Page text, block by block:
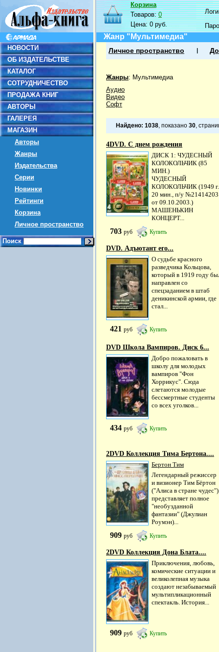
НОВОСТИ
ОБ ИЗДАТЕЛЬСТВЕ
КАТАЛОГ
СОТРУДНИЧЕСТВО
ПРОДАЖА КНИГ
АВТОРЫ
ГАЛЕРЕЯ
МАГАЗИН
Авторы
Жанры
Издательства
Серии
Новинки
Рейтинги
Корзина
Личное пространство
Поиск
Корзина
Товаров:0
Цена:0 руб.
Жанр "Мультимедиа"
Личное пространство
Жанры: Мультимедиа
Аудио
Видео
Софт
Найдено: 1038, показано 30,
4DVD. С днем рождения
ДИСК 1: ЧУДЕСНЫЙ
КОЛОКОЛЬЧИК (85
МИН.)
ЧУДЕСНЫЙ
КОЛОКОЛЬЧИК (1949
20 мин., п/у №21414203
от 09.10.2003.)
МАШЕНЬКИН
КОНЦЕРТ...
703 руб Купить
DVD. Адъютант его...
О судьбе красного
разведчика Кольцова,
который в 1919 году
направлен со
спецзаданием в штаб
деникинской армии, где
стал...
421 руб Купить
DVD Школа Вампиров. Диск 6...
Добро пожаловать в
школу для молодых
вампиров "Фон
Хоррикус". Сюда
слетаются молодые
бессмертные студенты
со всех уголков...
434 руб Купить
2DVD Коллекция Тима Бертона....
Бертон Тим
Легендарный режиссер
и визионер Тим Бёртон
("Алиса в стране чудес")
представляет полное
"необузданной
фантазии" (Джулиан
Роумэн)...
909 руб Купить
2DVD Коллекция Дона Блата....
Приключения, любовь,
комические ситуации и
великолепная музыка
создают незабываемый
мультипликационный
спектакль. История...
909 руб Купить